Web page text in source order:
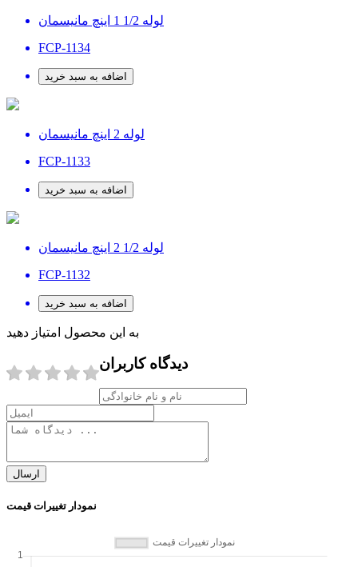
لوله 1/2 1 اینچ مانیسمان
FCP-1134
اضافه به سبد خرید
لوله 2 اینچ مانیسمان
FCP-1133
اضافه به سبد خرید
لوله 1/2 2 اینچ مانیسمان
FCP-1132
اضافه به سبد خرید
به این محصول امتیاز دهید
دیدگاه کاربران
ارسال
نمودار تغییرات قیمت